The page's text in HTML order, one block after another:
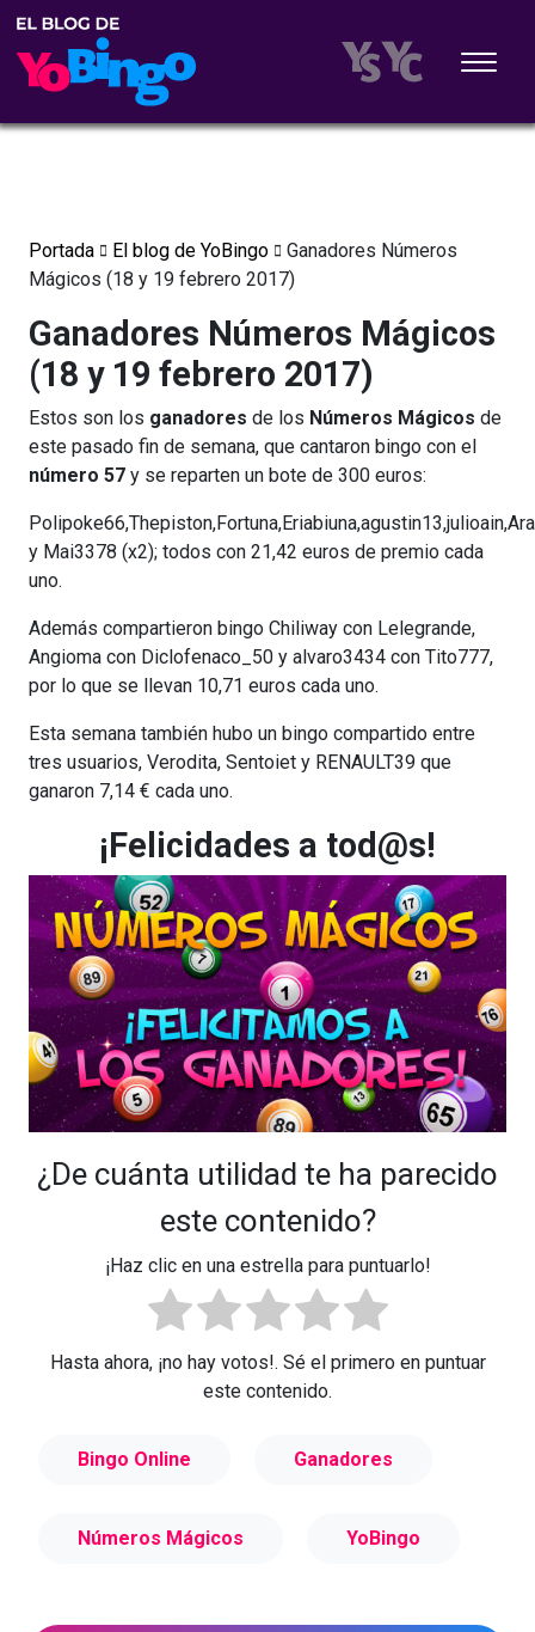
Portada El blog de YoBingo
Ganadores Números
Mágicos (18 y 19 febrero 2017)
Ganadores Números Mágicos
(18 y 19 febrero 2017)
Estos son los ganadores de los Números Mágicos de
este pasado fin de semana, que cantaron bingo con el
número 57 y se reparten un bote de 300 euros:
y Mai3378 (x2); todos con 21,42 euros de premio cada
uno.
Además compartieron bingo Chiliway con Lelegrande,
Angioma con Diclofenaco_50 y alvaro3434 con Tito777,
por lo que se llevan 10,71 euros cada uno.
Esta semana también hubo un bingo compartido entre
tres usuarios, Verodita, Sentoiet y RENAULT39 que
ganaron 7,14 € cada uno.
¡Felicidades a tod@s!
¿De cuánta utilidad te ha parecido
este contenido?
¡Haz clic en una estrella para puntuarlo!
Hasta ahora, ¡no hay votos!. Sé el primero en puntuar
este contenido.
Bingo Online Ganadores
Números Mágicos YoBingo